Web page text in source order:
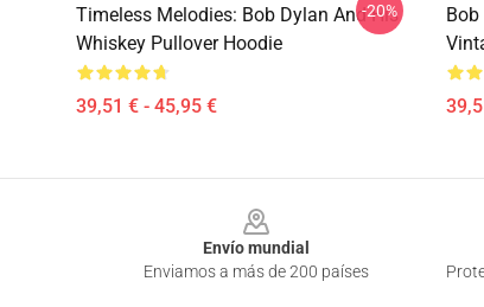
Timeless Melodies: Bob Dylan And His
Whiskey Pullover Hoodie
39,51 € - 45,95 €
-20%
Envío mundial
Enviamos a más de 200 países